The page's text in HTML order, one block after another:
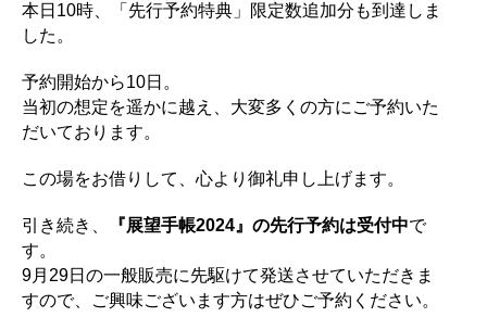
本日10時、「先行予約特典」限定数追加分も到達しま
した。
予約開始から10日。
当初の想定を遥かに越え、大変多くの方にご予約いた
だいております。
この場をお借りして、心より御礼申し上げます。
引き続き、 『展望手帳2024』の先行予約は受付中で
す。
9月29日の一般販売に先駆けて発送させていただきま
すので、ご興味ございます方はぜひご予約ください。